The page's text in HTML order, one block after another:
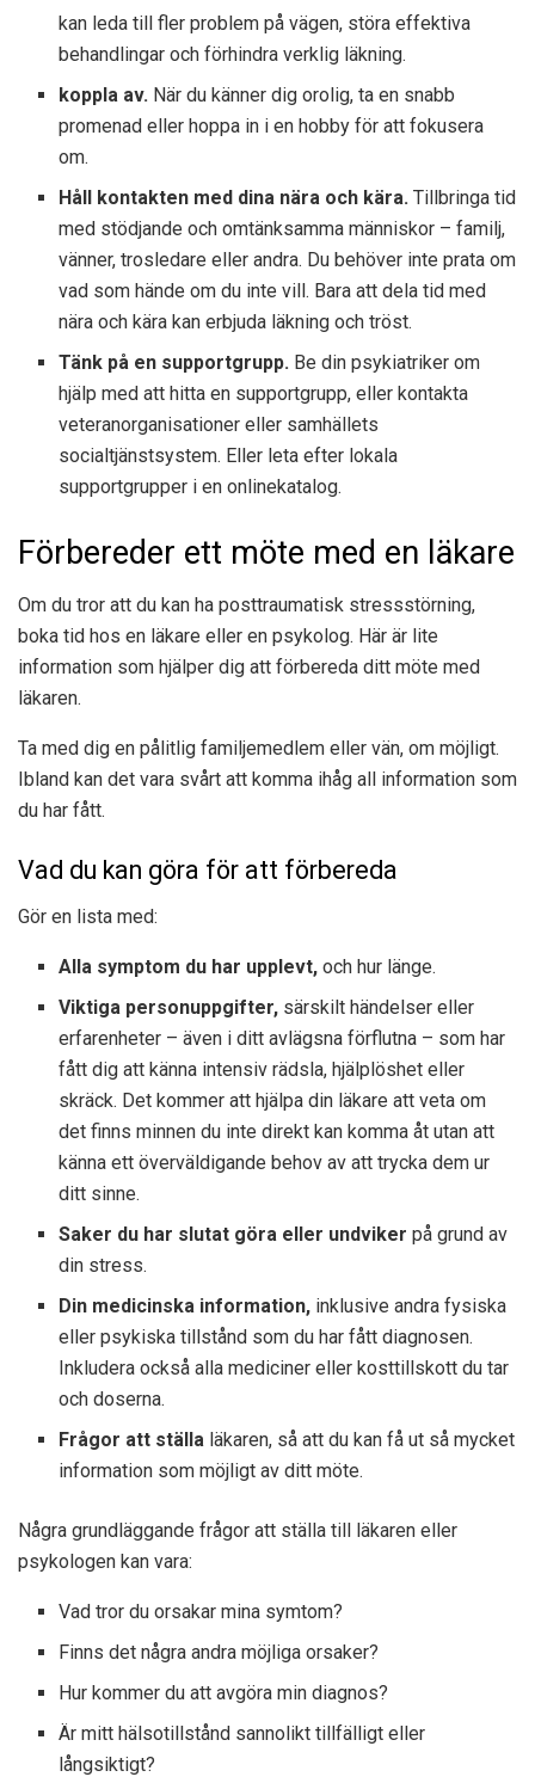
kan leda till fler problem på vägen, störa effektiva
behandlingar och förhindra verklig läkning.
koppla av. När du känner dig orolig, ta en snabb
promenad eller hoppa in i en hobby för att fokusera
om.
Håll kontakten med dina nära och kära. Tillbringa tid
med stödjande och omtänksamma människor – familj,
vänner, trosledare eller andra. Du behöver inte prata om
vad som hände om du inte vill. Bara att dela tid med
nära och kära kan erbjuda läkning och tröst.
Tänk på en supportgrupp. Be din psykiatriker om
hjälp med att hitta en supportgrupp, eller kontakta
veteranorganisationer eller samhällets
socialtjänstsystem. Eller leta efter lokala
supportgrupper i en onlinekatalog.
Förbereder ett möte med en läkare
Om du tror att du kan ha posttraumatisk stressstörning,
boka tid hos en läkare eller en psykolog. Här är lite
information som hjälper dig att förbereda ditt möte med
läkaren.
Ta med dig en pålitlig familjemedlem eller vän, om möjligt.
Ibland kan det vara svårt att komma ihåg all information som
du har fått.
Vad du kan göra för att förbereda
Gör en lista med:
Alla symptom du har upplevt, och hur länge.
Viktiga personuppgifter, särskilt händelser eller
erfarenheter – även i ditt avlägsna förflutna – som har
fått dig att känna intensiv rädsla, hjälplöshet eller
skräck. Det kommer att hjälpa din läkare att veta om
det finns minnen du inte direkt kan komma åt utan att
känna ett överväldigande behov av att trycka dem ur
ditt sinne.
Saker du har slutat göra eller undviker på grund av
din stress.
Din medicinska information, inklusive andra fysiska
eller psykiska tillstånd som du har fått diagnosen.
Inkludera också alla mediciner eller kosttillskott du tar
och doserna.
Frågor att ställa läkaren, så att du kan få ut så mycket
information som möjligt av ditt möte.
Några grundläggande frågor att ställa till läkaren eller
psykologen kan vara:
Vad tror du orsakar mina symtom?
Finns det några andra möjliga orsaker?
Hur kommer du att avgöra min diagnos?
Är mitt hälsotillstånd sannolikt tillfälligt eller
långsiktigt?